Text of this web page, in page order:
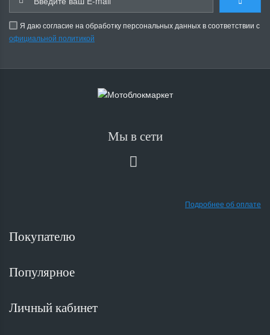
Я даю согласие на обработку персональных данных в соответствии с
официальной политикой
Мы в сети
Подробнее об оплате
Покупателю
Популярное
Личный кабинет